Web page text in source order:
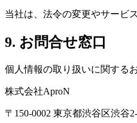
当社は、法令の変更やサービ
9. お問合せ窓口
個人情報の取り扱いに関する
株式会社AproN
〒150-0002 東京都渋谷区渋谷